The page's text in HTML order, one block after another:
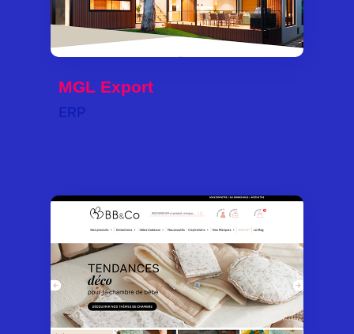
MGL Export
ERP